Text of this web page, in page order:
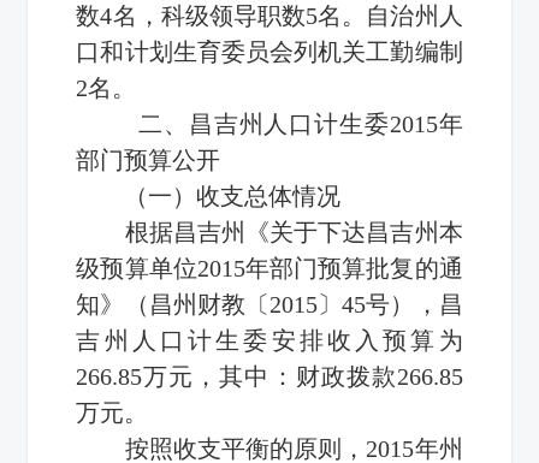
数4名，科级领导职数5名。自治州人
口和计划生育委员会列机关工勤编制
2名。
二、昌吉州人口计生委2015年
部门预算公开
（一）收支总体情况
根据昌吉州《关于下达昌吉州本
级预算单位2015年部门预算批复的通
知》（昌州财教〔2015〕45号），昌
吉州人口计生委安排收入预算为
266.85万元，其中：财政拨款266.85
万元。
按照收支平衡的原则，2015年州